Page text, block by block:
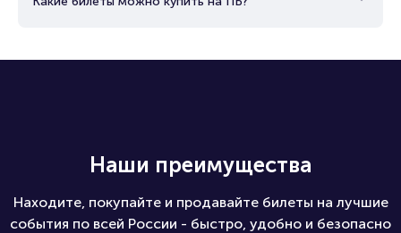
Наши преимущества
Находите, покупайте и продавайте билеты на лучшие
события по всей России - быстро, удобно и безопасно